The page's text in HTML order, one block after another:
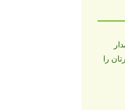
را